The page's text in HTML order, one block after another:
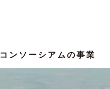
コンソーシアムの事業